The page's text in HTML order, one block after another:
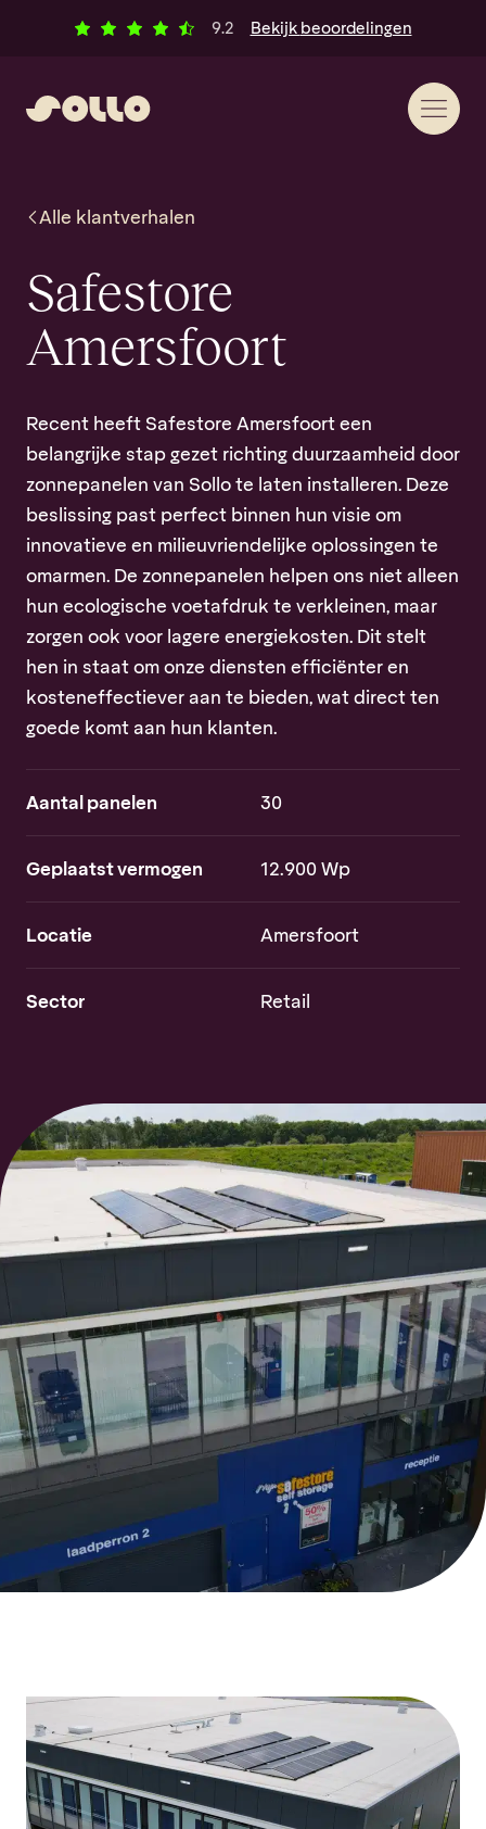
Klantbeoordelingen
9.2 Bekijk alle
beoordelingen
Alle klantverhalen
Safestore
Amersfoort
Recent heeft Safestore Amersfoort een
belangrijke stap gezet richting duurzaamheid door
zonnepanelen van Sollo te laten installeren. Deze
beslissing past perfect binnen hun visie om
innovatieve en milieuvriendelijke oplossingen te
omarmen. De zonnepanelen helpen ons niet alleen
hun ecologische voetafdruk te verkleinen, maar
zorgen ook voor lagere energiekosten. Dit stelt
hen in staat om onze diensten efficiënter en
kosteneffectiever aan te bieden, wat direct ten
goede komt aan hun klanten.
Aantal panelen 30
Geplaatst vermogen 12.900 Wp
Locatie Amersfoort
Sector Retail